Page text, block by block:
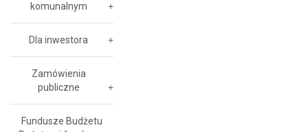
komunalnym
Dla inwestora
Zamówienia
publiczne
Fundusze Budżetu